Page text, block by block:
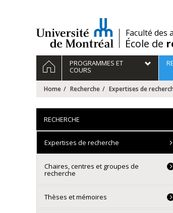
/Faculté des
École de
Navigation
principale
HOMEPROGRAMMES ET
COURS
Home Recherche Expertises de
RECHERCHE
Expertises de recherche
Chaires, centres et groupes de
recherche
Thèses et mémoires